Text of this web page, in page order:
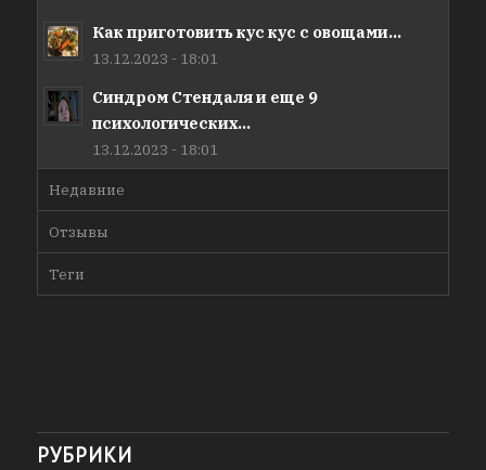
Как приготовить кус кус с овощами...
13.12.2023 - 18:01
Синдром Стендаля и еще 9
психологических...
13.12.2023 - 18:01
Недавние
Отзывы
Теги
РУБРИКИ